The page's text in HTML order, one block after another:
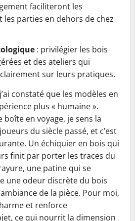
faciliteront les
les parties en dehors de chez
: privilégier les bois
et des ateliers qui
sur leurs pratiques.
constaté que les modèles en
plus « humaine ».
boîte en voyage, je sens la
du siècle passé, et c’est
Un échiquier en bois qui
finit par porter les traces du
une patine qui se
une odeur discrète du bois
de la pièce. Pour moi,
et renforce
ce qui nourrit la dimension